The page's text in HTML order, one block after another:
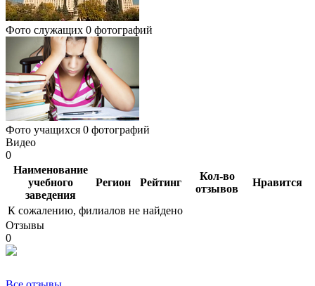
Фото служащих 0 фотографий
Фото учащихся 0 фотографий
Видео
0
Наименование
учебного
заведения
Регион Рейтинг
Кол-во
отзывов
Нравится
К сожалению, филиалов не найдено
Отзывы
0